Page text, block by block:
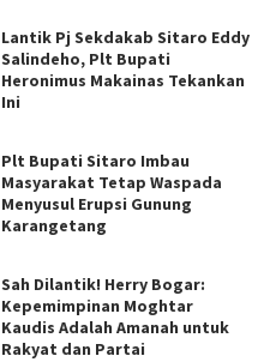
Lantik Pj Sekdakab Sitaro Eddy
Salindeho, Plt Bupati
Heronimus Makainas Tekankan
Ini
Plt Bupati Sitaro Imbau
Masyarakat Tetap Waspada
Menyusul Erupsi Gunung
Karangetang
Sah Dilantik! Herry Bogar:
Kepemimpinan Moghtar
Kaudis Adalah Amanah untuk
Rakyat dan Partai